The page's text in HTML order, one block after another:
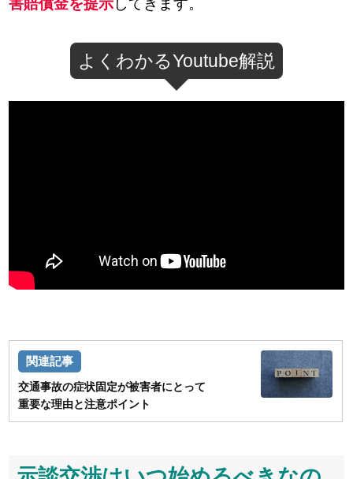
害賠償金を提示してきます。
よくわかるYoutube解説
交通事故の症状固定が被害者にとって
重要な理由と注意ポイント